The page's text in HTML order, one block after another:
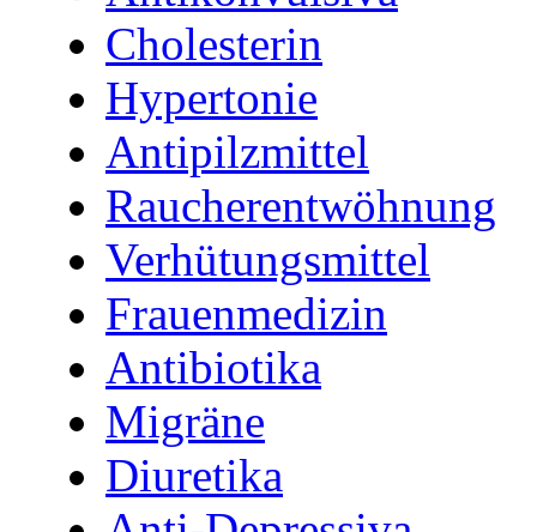
Cholesterin
Hypertonie
Antipilzmittel
Raucherentwöhnung
Verhütungsmittel
Frauenmedizin
Antibiotika
Migräne
Diuretika